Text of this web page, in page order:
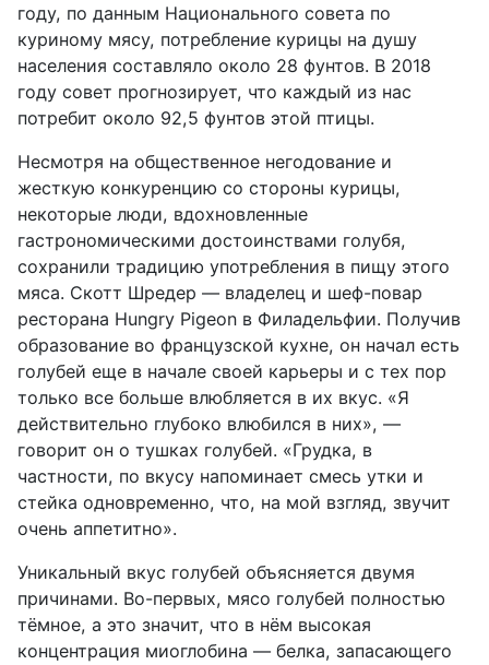
году, по данным Национального совета по
куриному мясу, потребление курицы на душу
населения составляло около 28 фунтов. В 2018
году совет прогнозирует, что каждый из нас
потребит около 92,5 фунтов этой птицы.
Несмотря на общественное негодование и
жесткую конкуренцию со стороны курицы,
некоторые люди, вдохновленные
гастрономическими достоинствами голубя,
сохранили традицию употребления в пищу этого
мяса. Скотт Шредер — владелец и шеф-повар
ресторана Hungry Pigeon в Филадельфии. Получив
образование во французской кухне, он начал есть
голубей еще в начале своей карьеры и с тех пор
только все больше влюбляется в их вкус. «Я
действительно глубоко влюбился в них», —
говорит он о тушках голубей. «Грудка, в
частности, по вкусу напоминает смесь утки и
стейка одновременно, что, на мой взгляд, звучит
очень аппетитно».
Уникальный вкус голубей объясняется двумя
причинами. Во-первых, мясо голубей полностью
тёмное, а это значит, что в нём высокая
концентрация миоглобина — белка, запасающего